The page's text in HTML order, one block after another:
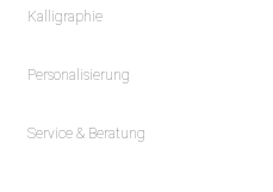
Kalligraphie
Personalisierung
Service & Beratung